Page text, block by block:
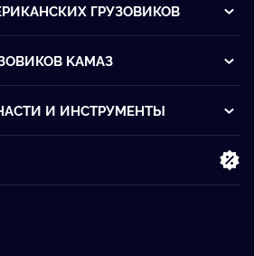
ГРУЗОВИКОВ
KАМАЗ
И ИНСТРУМЕНТЫ